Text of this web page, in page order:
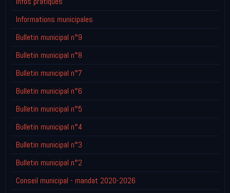
Informations municipales
Bulletin municipal n°9
Bulletin municipal n°8
Bulletin municipal n°7
Bulletin municipal n°6
Bulletin municipal n°5
Bulletin municipal n°4
Bulletin municipal n°3
Bulletin municipal n°2
Conseil municipal - mandat 2020-2026